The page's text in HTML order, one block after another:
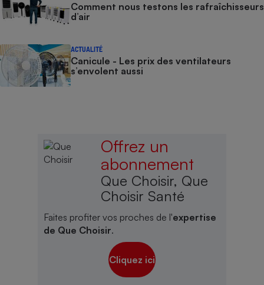
Comment nous testons les rafraîchisseurs
d’air
ACTUALITÉ
Canicule - Les prix des ventilateurs
s’envolent aussi
Offrez un
abonnement
Que Choisir, Que
Choisir Santé
Faites profiter vos proches de l'expertise
de Que Choisir.
Cliquez ici